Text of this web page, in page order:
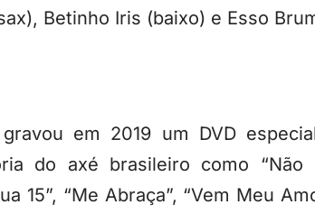
Betinho Iris (baixo) e Esso
em 2019 um DVD
do axé brasileiro como “Não
15”, “Me Abraça”, “Vem Meu